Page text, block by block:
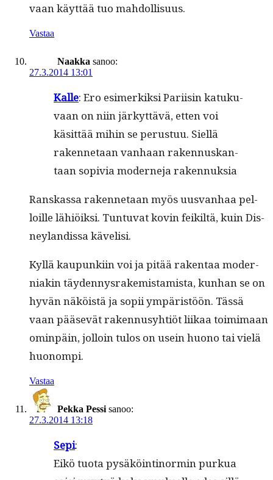
vaan käyt­tää tuo mahdollisuus.
Vastaa
Naakka sanoo:
27.3.2014 13:01
Kalle: Ero esimerkik­si Pari­isin katuku­
vaan on niin järkyt­tävä, etten voi
käsit­tää mihin se perus­tuu. Siel­lä
raken­netaan van­haan raken­nuskan­
taan sopivia mod­erne­ja rakennuksia
Ran­skas­sa raken­netaan myös uus­van­haa pel­
loille lähiöik­si. Tun­tu­vat kovin feik­iltä, kuin Dis­
ney­lan­dis­sa kävelisi.
Kyl­lä kaupunki­in voi ja pitää rak­en­taa mod­er­
ni­akin täy­den­nys­rakemis­tamista, kun­han se on
hyvän näköistä ja sopii ympäristöön. Tässä
vaan pää­sevät raken­nusy­htiöt liikaa toim­i­maan
omin­päin, jol­loin tulos on usein huono tai vielä
huonompi.
Vastaa
Pekka Pessi sanoo:
27.3.2014 13:18
Sepi:
Eikö tuo­ta pysäköinti­normin purkua